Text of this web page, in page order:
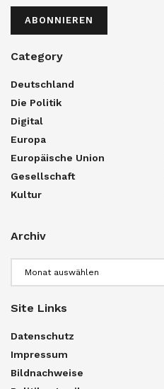
ABONNIEREN
Category
Deutschland
Die Politik
Digital
Europa
Europäische Union
Gesellschaft
Kultur
Archiv
Site Links
Datenschutz
Impressum
Bildnachweise